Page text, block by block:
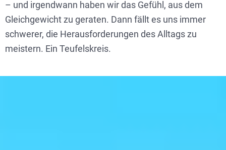
– und irgendwann haben wir das Gefühl, aus dem
Gleichgewicht zu geraten. Dann fällt es uns immer
schwerer, die Herausforderungen des Alltags zu
meistern. Ein Teufelskreis.